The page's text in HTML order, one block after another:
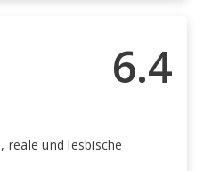
6.4
reale und lesbische